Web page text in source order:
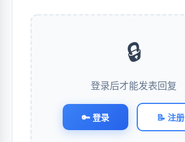
🔒
登录后才能发表回复
🔑 登录 📝 注册